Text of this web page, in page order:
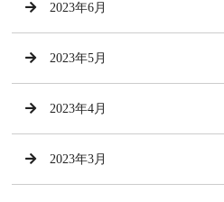
2023年6月
2023年5月
2023年4月
2023年3月